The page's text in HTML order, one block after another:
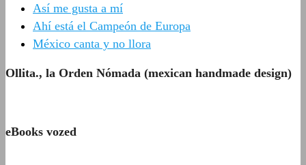
Así me gusta a mí
Ahí está el Campeón de Europa
México canta y no llora
Ollita., la Orden Nómada (mexican handmade design)
eBooks vozed